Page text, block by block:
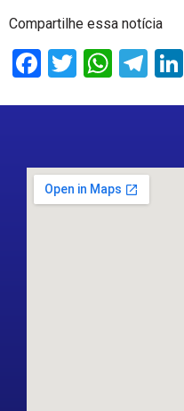
Compartilhe essa notícia
Facebook
Twitter